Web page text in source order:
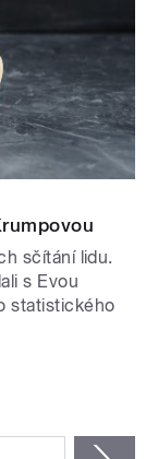
sčítání lidu.
s Evou
statistického